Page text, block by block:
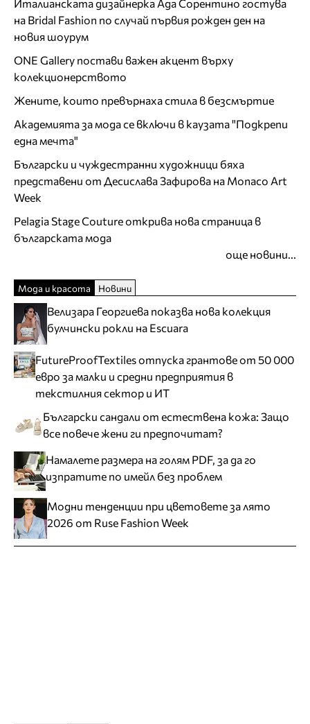
Италианската дизайнерка Ада Сорентино гостува
на Bridal Fashion по случай първия рожден ден на
новия шоурум
ONE Gallery постави важен акцент върху
колекционерството
Жените, които превърнаха стила в безсмъртие
Академията за мода се включи в каузата "Подкрепи
една мечта"
Български и чуждестранни художници бяха
представени от Десислава Зафирова на Monaco Art
Week
Pelagia Stage Couture открива нова страница в
българската мода
още новини...
Мода и красота Новини
Велизара Георгиева показва нова колекция
булчински рокли на Escuara
FutureProofTextiles отпуска грантове от 50 000
евро за малки и средни предприятия в
текстилния сектор и ИТ
Български сандали от естествена кожа: Защо
все повече жени ги предпочитат?
Намалете размера на голям PDF, за да го
изпратите по имейл без проблем
Модни тенденции при цветовете за лято
2026 от Ruse Fashion Week